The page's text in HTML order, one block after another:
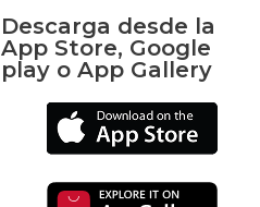
Descarga desde la
App Store, Google
play o App Gallery